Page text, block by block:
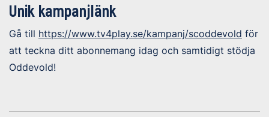
Unik kampanjlänk
Gå till https://www.tv4play.se/kampanj/scoddevold för
att teckna ditt abonnemang idag och samtidigt stödja
Oddevold!